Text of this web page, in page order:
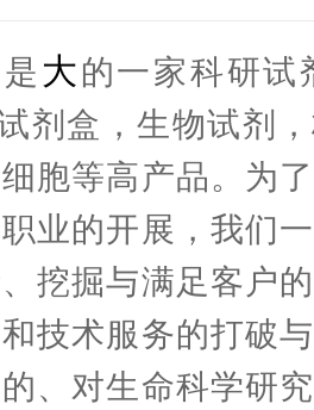
大的一家科研试
剂盒，生物试剂
胞等高产品。为
业的开展，我们
挖掘与满足客户
技术服务的打破
的、对生命科学研